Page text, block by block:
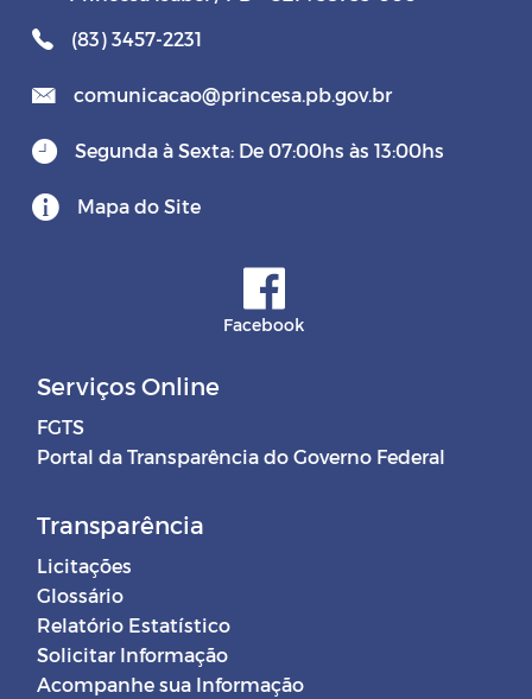
(83) 3457-2231
comunicacao@princesa.pb.gov.br
Segunda à Sexta: De 07:00hs às 13:00hs
Mapa do Site
Facebook
Serviços Online
FGTS
Portal da Transparência do Governo Federal
Transparência
Licitações
Glossário
Relatório Estatístico
Solicitar Informação
Acompanhe sua Informação